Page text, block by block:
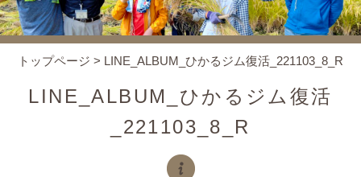
コンセプト
アクセス
スタッフ紹介
トップページ > LINE_ALBUM_ひかるジム復活_221103_8_R
LINE_ALBUM_ひかるジム復活
_221103_8_R